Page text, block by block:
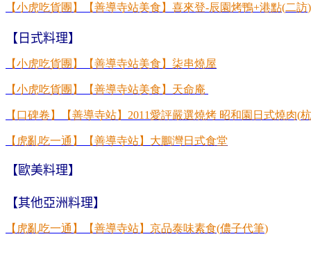
【小虎吃貨團】【善導寺站美食】喜來登-辰園烤鴨+港點(二訪)
【日式料理】
【小虎吃貨團】【善導寺站美食】柒串燒屋
【小虎吃貨團】【善導寺站美食】天命庵
【口碑卷】【善導寺站】 2011愛評嚴選燒烤 昭和園日式燒肉(
【虎亂吃一通】【善導寺站】大鵬灣日式食堂
【歐美料理】
【其他亞洲料理】
【虎亂吃一通】【善導寺站】京品泰味素食(儂子代筆)